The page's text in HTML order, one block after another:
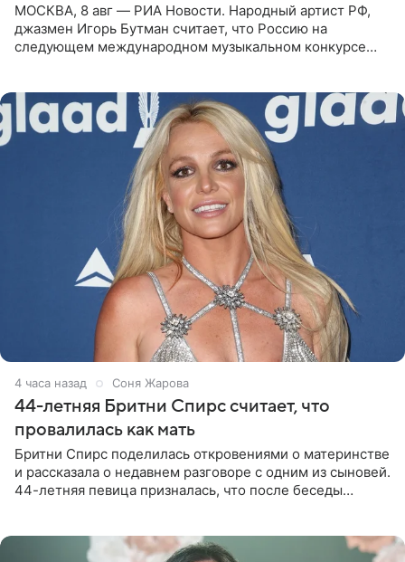
МОСКВА, 8 авг — РИА Новости. Народный артист РФ,
джазмен Игорь Бутман считает, что Россию на
следующем международном музыкальном конкурсе
4 часа назад Соня Жарова
44-летняя Бритни Спирс считает, что
провалилась как мать
Бритни Спирс поделилась откровениями о материнстве
и рассказала о недавнем разговоре с одним из сыновей.
44-летняя певица призналась, что после беседы